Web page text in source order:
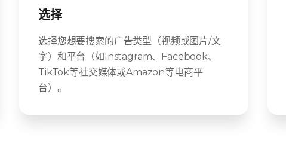
选择
选择您想要搜索的广告类型（视频或图片/文
字）和平台（如Instagram、Facebook、
TikTok等社交媒体或Amazon等电商平
台）。